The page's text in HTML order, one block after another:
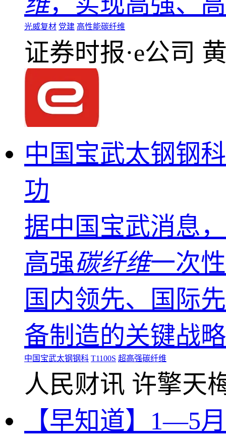
光威复材 党建 高性能碳纤维
证券时报·e公司
中国宝武太钢钢
功
据中国宝武消息
高强碳纤维一次
国内领先、国际
备制造的关键战
中国宝武太钢钢科 T1100S 超高强碳纤维
人民财讯 许擎天
【早知道】1—5